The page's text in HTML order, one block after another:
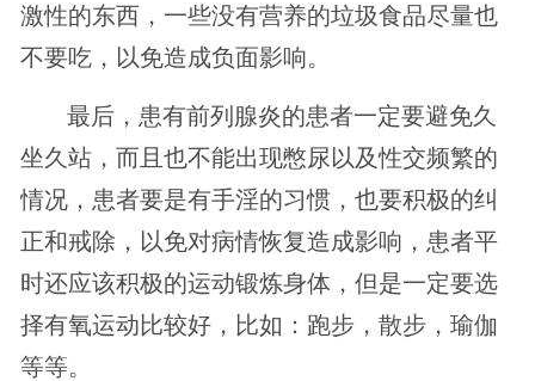
激性的东西，一些没有营养的垃圾食品尽量也
不要吃，以免造成负面影响。
最后，患有前列腺炎的患者一定要避免久
坐久站，而且也不能出现憋尿以及性交频繁的
情况，患者要是有手淫的习惯，也要积极的纠
正和戒除，以免对病情恢复造成影响，患者平
时还应该积极的运动锻炼身体，但是一定要选
择有氧运动比较好，比如：跑步，散步，瑜伽
等等。